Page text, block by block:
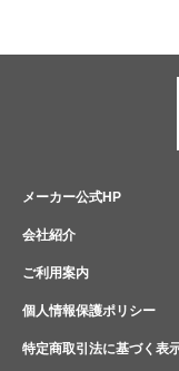
メーカー公式HP
会社紹介
ご利用案内
個人情報保護ポリシー
特定商取引法に基づく表